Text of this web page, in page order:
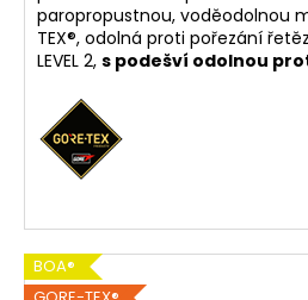
paropropustnou, voděodolnou
TEX®, odolná proti pořezání
LEVEL 2, s podešví odolnou
BOA®